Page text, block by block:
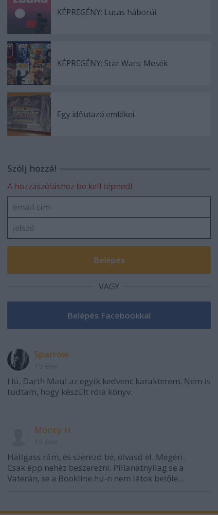
KÉPREGÉNY: Lucas háborúi
KÉPREGÉNY: Star Wars: Mesék
Egy időutazó emlékei
Szólj hozzá!
A hozzászóláshoz be kell lépned!
VAGY
Sparrow
Hú, Darth Maul az egyik kedvenc karakterem. Nem is
tudtam, hogy készült róla könyv.
Monty H.
Hallgass rám, és szerezd be, olvasd el. Megéri.
Csak épp nehéz beszerezni. Pillanatnyilag se a
Vaterán, se a Bookline.hu-n nem látok belőle...